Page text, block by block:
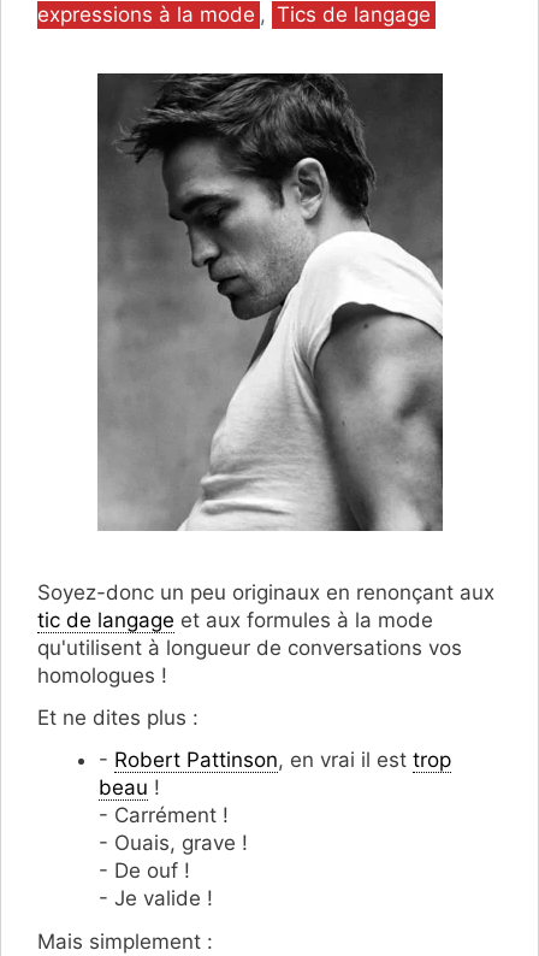
expressions à la mode , Tics de langage
Soyez-donc un peu originaux en renonçant aux
tic de langage et aux formules à la mode
qu'utilisent à longueur de conversations vos
homologues !
Et ne dites plus :
- Robert Pattinson, en vrai il est trop
beau !
- Carrément !
- Ouais, grave !
- De ouf !
- Je valide !
Mais simplement :